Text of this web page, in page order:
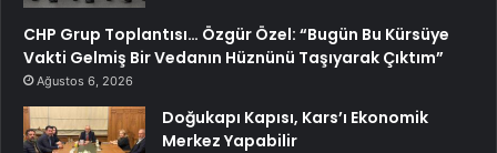
CHP Grup Toplantısı… Özgür Özel: “Bugün Bu Kürsüye
Vakti Gelmiş Bir Vedanın Hüznünü Taşıyarak Çıktım”
Ağustos 6, 2026
Doğukapı Kapısı, Kars’ı Ekonomik
Merkez Yapabilir